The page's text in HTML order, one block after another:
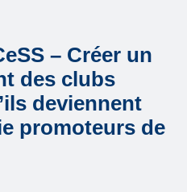
– Créer un
des clubs
deviennent
promoteurs de